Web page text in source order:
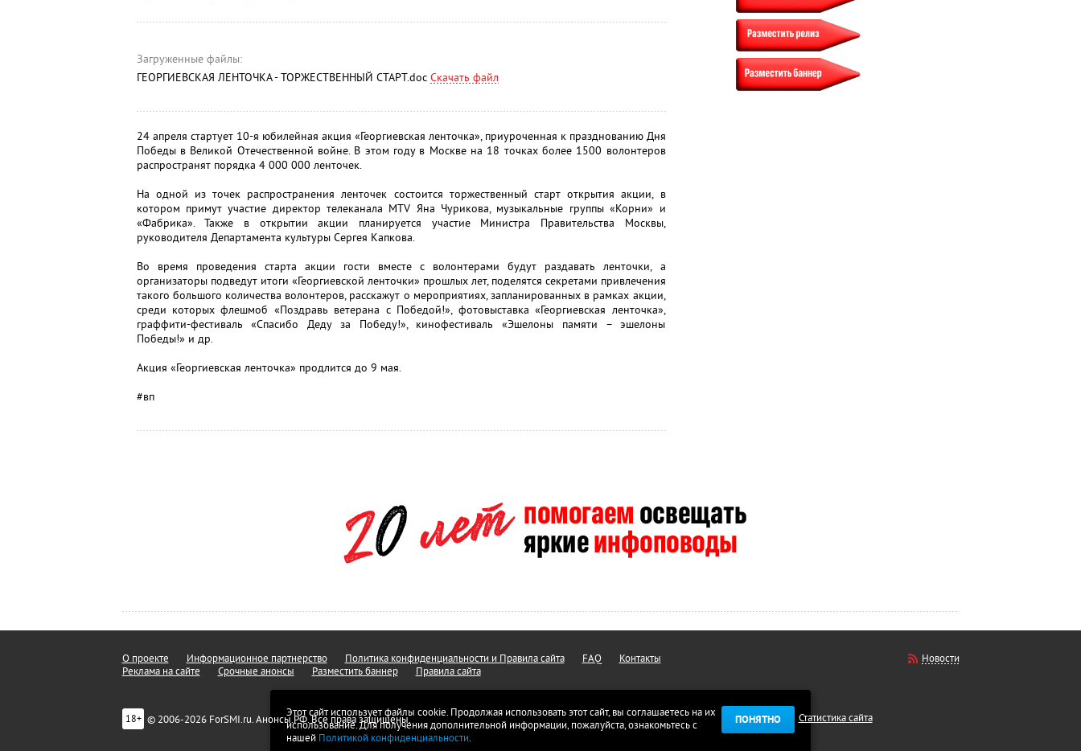
Загруженные файлы:
ГЕОРГИЕВСКАЯ ЛЕНТОЧКА - ТОРЖЕСТВЕННЫЙ СТАРТ.doc Скачать файл
24 апреля стартует 10-я юбилейная акция «Георгиевская ленточка», приуроченная к празднованию Дня
Победы в Великой Отечественной войне. В этом году в Москве на 18 точках более 1500 волонтеров
распространят порядка 4 000 000 ленточек.
На одной из точек распространения ленточек состоится торжественный старт открытия акции, в
котором примут участие директор телеканала MTV Яна Чурикова, музыкальные группы «Корни» и
«Фабрика». Также в открытии акции планируется участие Министра Правительства Москвы,
руководителя Департамента культуры Сергея Капкова.
Во время проведения старта акции гости вместе с волонтерами будут раздавать ленточки, а
организаторы подведут итоги «Георгиевской ленточки» прошлых лет, поделятся секретами привлечения
такого большого количества волонтеров, расскажут о мероприятиях, запланированных в рамках акции,
среди которых флешмоб «Поздравь ветерана с Победой!», фотовыставка «Георгиевская ленточка»,
граффити-фестиваль «Спасибо Деду за Победу!», кинофестиваль «Эшелоны памяти – эшелоны
Победы!» и др.
Акция «Георгиевская ленточка» продлится до 9 мая.
#вп
Этот сайт использует файлы cookie. Продолжая использовать этот сайт, вы соглашаетесь на их
использование. Для получения дополнительной информации, пожалуйста, ознакомьтесь с
нашей Политикой конфиденциальности.
ПОНЯТНО
О проекте Информационное партнерство Политика конфиденциальности и Правила сайта FAQ
Контакты
Реклама на сайте
Срочные анонсы Разместить баннер Правила сайта
18+ © 2006-2026 ForSMI.ru. Анонсы.РФ. Все права защищены.
Новости
Статистика сайта